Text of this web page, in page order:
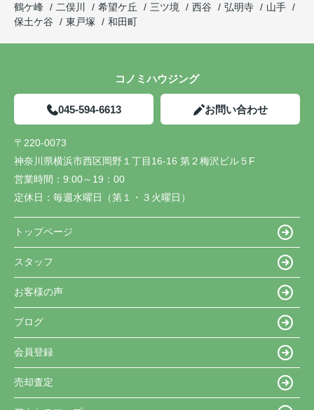
鶴ケ峰
二俣川 希望ケ丘 三ツ境 西谷 弘明寺
山手
保土ケ谷
東戸塚 和田町
コノミハウジング
045-594-6613 お問い合わせ
〒220-0073
神奈川県横浜市西区岡野１丁目16-16 第２梅沢ビル５F
営業時間： 9:00～19：00
定休日： 毎週水曜日（第１・３火曜日）
トップページ
スタッフ
お客様の声
ブログ
会員登録
売却査定